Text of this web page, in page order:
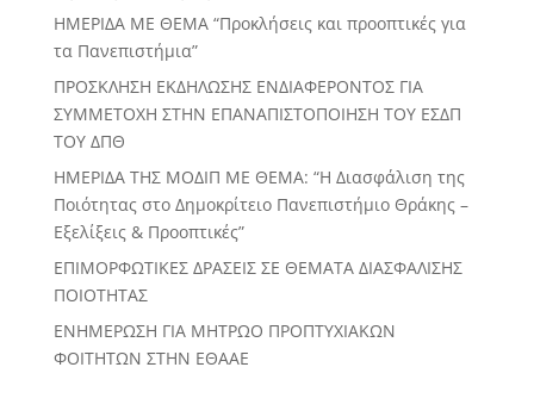
ΗΜΕΡΙΔΑ ΜΕ ΘΕΜΑ “Προκλήσεις και προοπτικές για
τα Πανεπιστήμια”
ΠΡΟΣΚΛΗΣΗ ΕΚΔΗΛΩΣΗΣ ΕΝΔΙΑΦΕΡΟΝΤΟΣ ΓΙΑ
ΣΥΜΜΕΤΟΧΗ ΣΤΗΝ ΕΠΑΝΑΠΙΣΤΟΠΟΙΗΣΗ ΤΟΥ ΕΣΔΠ
ΤΟΥ ΔΠΘ
ΗΜΕΡΙΔΑ ΤΗΣ ΜΟΔΙΠ ΜΕ ΘΕΜΑ: “Η Διασφάλιση της
Ποιότητας στο Δημοκρίτειο Πανεπιστήμιο Θράκης –
Εξελίξεις & Προοπτικές”
ΕΠΙΜΟΡΦΩΤΙΚΕΣ ΔΡΑΣΕΙΣ ΣΕ ΘΕΜΑΤΑ ΔΙΑΣΦΑΛΙΣΗΣ
ΠΟΙΟΤΗΤΑΣ
ΕΝΗΜΕΡΩΣΗ ΓΙΑ ΜΗΤΡΩΟ ΠΡΟΠΤΥΧΙΑΚΩΝ
ΦΟΙΤΗΤΩΝ ΣΤΗΝ ΕΘΑΑΕ